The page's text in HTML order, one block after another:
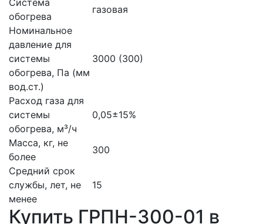
Система
обогрева
газовая
Номинальное
давление для
системы
обогрева, Па (мм
вод.ст.)
3000 (300)
Расход газа для
системы
обогрева, м³/ч
0,05±15%
Масса, кг, не
более
300
Средний срок
службы, лет, не
менее
15
Купить ГРПН-300-01 в